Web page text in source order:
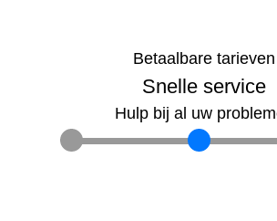
Betaalbare tarieven
Snelle service
Hulp bij al uw